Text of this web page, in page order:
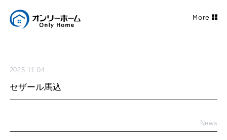
2025.11.04
セザール馬込
News